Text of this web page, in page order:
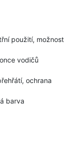
použití, možnost
vodičů
ochrana
barva